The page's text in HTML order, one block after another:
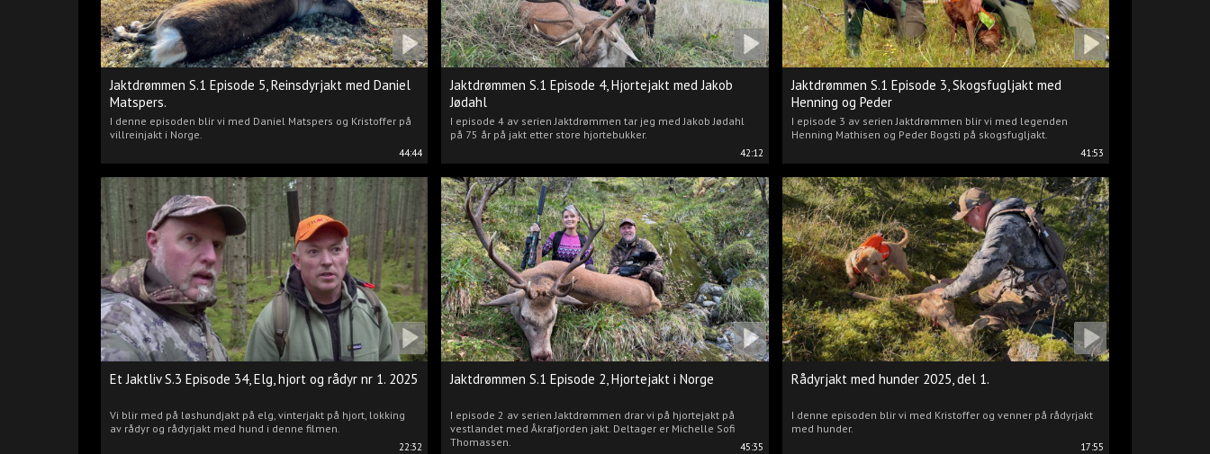
44:44
Jaktdrømmen S.1 Episode 5, Reinsdyrjakt med Daniel
Matspers.
I denne episoden blir vi med Daniel Matspers og Kristoffer på
villreinjakt i Norge.
42:12
Jaktdrømmen S.1 Episode 4, Hjortejakt med Jakob
Jødahl
I episode 4 av serien Jaktdrømmen tar jeg med Jakob Jødahl
på 75 år på jakt etter store hjortebukker.
41:53
Jaktdrømmen S.1 Episode 3, Skogsfugljakt med
Henning og Peder
I episode 3 av serien Jaktdrømmen blir vi med legenden
Henning Mathisen og Peder Bogsti på skogsfugljakt.
22:32
Et Jaktliv S.3 Episode 34, Elg, hjort og rådyr nr 1. 2025
Vi blir med på løshundjakt på elg, vinterjakt på hjort, lokking
av rådyr og rådyrjakt med hund i denne filmen.
45:35
Jaktdrømmen S.1 Episode 2, Hjortejakt i Norge
I episode 2 av serien Jaktdrømmen drar vi på hjortejakt på
vestlandet med Åkrafjorden jakt. Deltager er Michelle Sofi
Thomassen.
17:55
Rådyrjakt med hunder 2025, del 1.
I denne episoden blir vi med Kristoffer og venner på rådyrjakt
med hunder.